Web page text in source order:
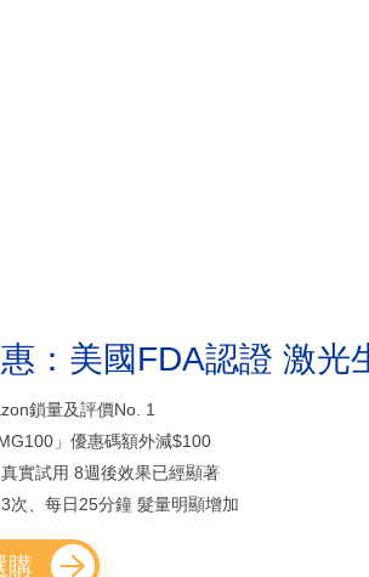
：美國FDA認證 激光
鎖量及評價No. 1
」優惠碼額外減$100
實試用 8週後效果已經顯著
次、每日25分鐘 髮量明顯增加
購